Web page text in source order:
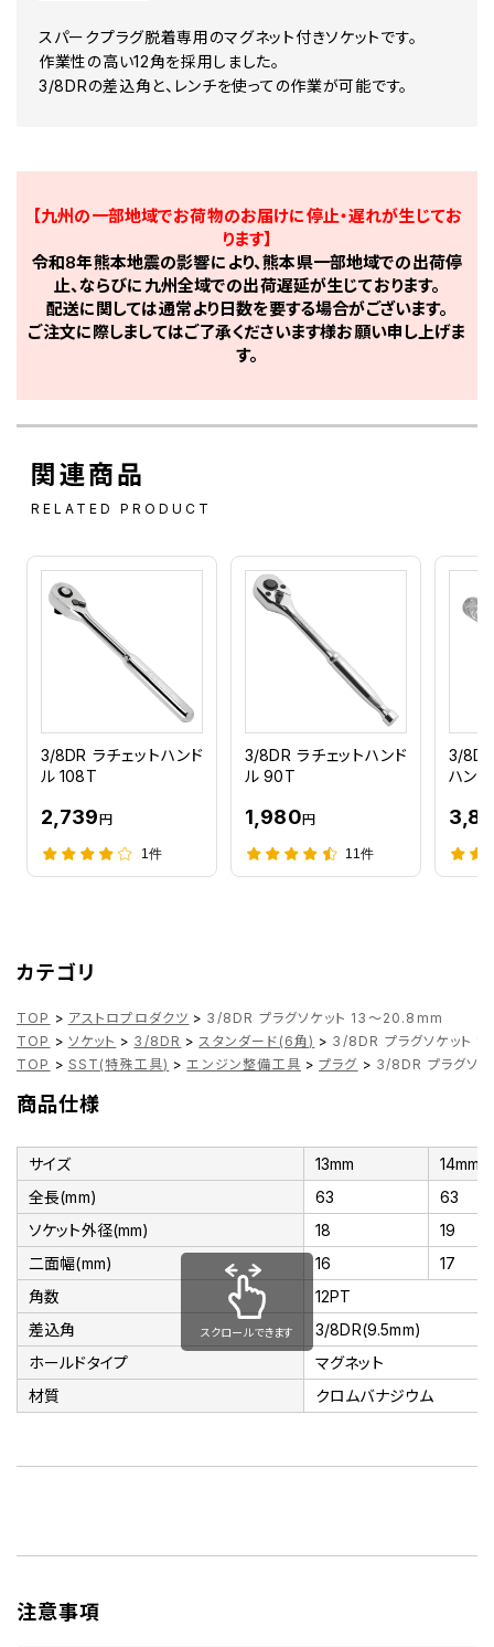
スパークプラグ脱着専用のマグネット付きソケットです。
作業性の高い12角を採用しました。
3/8DRの差込角と、レンチを使っての作業が可能です。
【九州の一部地域でお荷物のお届けに停止・遅れが生じてお
ります】
令和8年熊本地震の影響により、熊本県一部地域での出荷停
止、ならびに九州全域での出荷遅延が生じております。
配送に関しては通常より日数を要する場合がございます。
ご注文に際しましてはご了承くださいます様お願い申し上げま
す。
関連商品
RELATED PRODUCT
3/8DR ラチェットハンド
ル 108T
2,739円
1件
3/8DR ラチェットハンド
ル 90T
1,980円
11件
3/
ハン
カテゴリ
TOP > アストロプロダクツ > 3/8DR プラグソケット 13～20.8mm
TOP > ソケット > 3/8DR > スタンダード(6角) > 3/8DR プラグソケット
TOP > SST(特殊工具) > エンジン整備工具 > プラグ > 3/8DR プラグソ
商品仕様
サイズ 13mm
14mm
全長(mm)
63
63
ソケット外径(mm)
18
19
二面幅(mm)
16
17
角数
12PT
差込角
3/8DR(9.5mm)
ホールドタイプ
マグネット
材質
クロムバナジウム
スクロールできます
注意事項